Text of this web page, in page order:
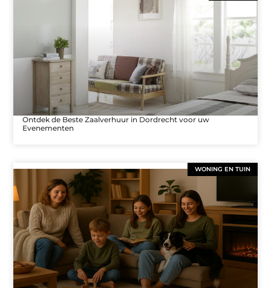
Ontdek de Beste Zaalverhuur in Dordrecht voor uw
Evenementen
WONING EN TUIN